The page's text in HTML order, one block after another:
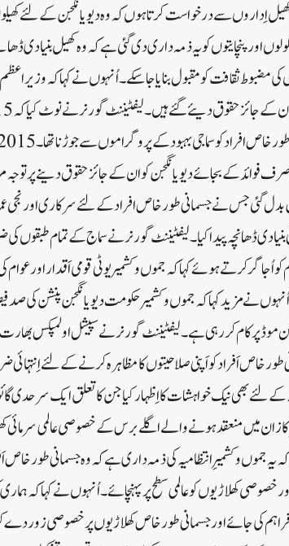
کھیل اِداروں سے درخواست کرتا ہوں کہ وہ دیویانگجن کے لئے
اور پنچایتوں کو یہ ذمہ داری دی گئی ہے کہ وہ کھیل بنیادی
مضبوط ثقافت کو مقبول بنایا جا سکے۔اُنہوں نے کہا کہ وزیر
فوائد کے بجائے دیویانگجن کو ان کے جائز حقوق دینے پر
بدل گئی جس نے جسمانی طور خاص افراد کے لئے سرکاری اور نجی
ڈھانچہ پیدا کیا۔لیفٹیننٹ گورنر نے سماج کے تمام طبقوں
اُجاگر کرتے ہوئے کہا کہ جموں و کشمیر یوٹی قومی اَقدار
نے مزید کہا کہ جموں و کشمیر حکومت دیویانگجن پنشن کی صد
پر کام کر رہی ہے۔لیفٹیننٹ گورنر نے سپیشل اولمپکس بھارت
طور خاص اَفراد کو اَپنی صلاحیتوں کا مظاہرہ کرنے کے لئے
لئے بھی نیک خواہشات کا اِظہار کیا جن کا تعلق ایک
میں منعقد ہونے والے اگلے برس کے خصوصی عالمی سرمائی
جموں و کشمیر ِانتظامیہ کی ذمہ داری ہے کہ وہ جسمانی طور خاص
کھلاڑیوں کو عالمی سطح پر پہنچائے۔اُنہوں نے کہا کہ
کی جائے اور جسمانی طور خاص کھلاڑیوں پر خصوصی زور